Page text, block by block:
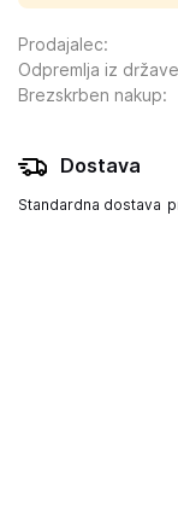
Prodajalec:
Odpremlja iz države
Brezskrben nakup:
Dostava
Standardna dostava